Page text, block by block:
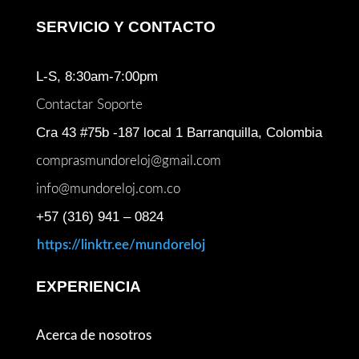
SERVICIO Y CONTACTO
L-S, 8:30am-7:00pm
Contactar Soporte
Cra 43 #75b -187 local 1 Barranquilla, Colombia
comprasmundoreloj@gmail.com
info@mundoreloj.com.co
+57 (316) 941 – 0824
https://linktr.ee/mundoreloj
EXPERIENCIA
Acerca de nosotros